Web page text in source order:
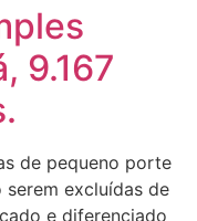
9.167
de pequeno porte
serem excluídas de
e diferenciado